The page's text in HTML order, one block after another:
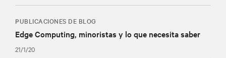
PUBLICACIONES DE BLOG
Edge Computing, minoristas y lo que necesita saber
21/1/20